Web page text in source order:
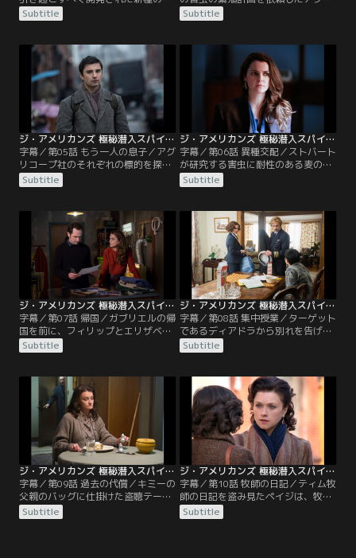
虫の存在を突き止めたフィリップた
ちは、害虫の繁殖計画を担う研究所
ロフにはCIAの監視がつき、懐柔の
機会をうかがっていた。ユーゴスラ
ビアに到着したミーシャだったが、
米国行きを手引きするはずの男はす
でに逮捕されていた。
Subtitle
コープ社を探るため、フィリップと
エリザベスはそれぞれの標的に近づ
は自分だと明かし、その事実を隠蔽
することと引き換えに、ブーロフに
接近するCIAを説得してほしいと上
司に頼む。ティム牧師宅の留守を預
かったペイジは彼の日記を盗み見
Subtitle
ジ・アメリカンズ 極秘潜入スパイ シーズン5 第05話／字幕
字幕／第05話 もう一人の息子／アグ
リコープ社のそれぞれの標的を探る
フィリップとエリザベス。そこで害
虫繁殖計画についての驚愕の真実を
ーシャは、父親であるフィリップと
の面会を望むが、時期尚早だとガブ
リエルに諭される。
Subtitle
ジ・アメリカンズ 極秘潜入スパイ シーズン5 第06話／字幕
字幕／第06話 異種交配／ストバート
が研究する害虫に耐性のある麦の情
報を手に入れるため、エリザベスは
彼と親密になる。一方、ガブリエル
たちに告げる。突然の申し出に困惑
する2人だったが、フィリップはガ
ブリエルから、自分の父親が木こり
ではなく、収容所の看守だったと聞
き、自らの半生を振り返る。
Subtitle
ジ・アメリカンズ 極秘潜入スパイ シーズン5 第07話／字幕
字幕／第07話 帰国／ガブリエルの帰
国を前に、フィリップとエリザベス
はペイジを引き合わせる。一方、上
司に呼び出されたスタンは、CIAが
かされる。しかし同時に、諜報部か
らの異動を命じられる。
Subtitle
ジ・アメリカンズ 極秘潜入スパイ シーズン5 第08話／字幕
字幕／第08話 集中授業／ターゲット
であるディアドラから別れを告げら
れたフィリップは途方に暮れる。エ
リザベスはエヴゲーニアからロシア
入れる。ペイジはエリザベスとの護
身術の稽古に没頭する。
Subtitle
ジ・アメリカンズ 極秘潜入スパイ シーズン5 第09話／字幕
字幕／第09話 過去の代償／キミーの
父親のバッグに仕掛けた盗聴テープ
から、フィリップはウィリアムが感
染した出血熱ウイルスがムジャヒデ
Subtitle
ジ・アメリカンズ 極秘潜入スパイ シーズン5 第10話／字幕
字幕／第10話 牧師の日記／ティム牧
師の日記を盗み見たペイジは、牧師
が自分のことを深く憂慮しているこ
とを知り罪悪感を抱く。精神的に追
Subtitle